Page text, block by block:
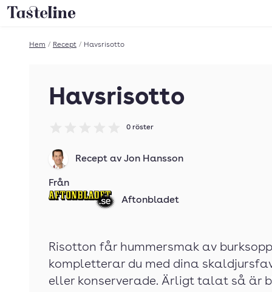
Till Tastelines startsida
Hem / Recept / Havsrisotto
Havsrisotto
0 röster
Recept av Jon Hansson
Från
Aftonbladet
Risotton får hummersmak av
kompletterar du med dina
eller konserverade. Ärligt talat så är